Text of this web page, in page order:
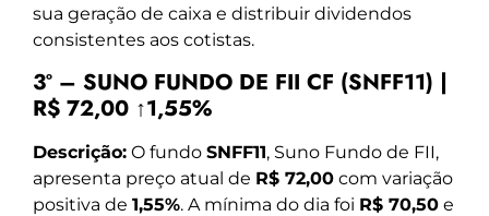
sua geração de caixa e distribuir dividendos
consistentes aos cotistas.
3º – SUNO FUNDO DE FII CF (SNFF11) |
R$ 72,00 ↑1,55%
Descrição: O fundo SNFF11, Suno Fundo de FII,
apresenta preço atual de R$ 72,00 com variação
positiva de 1,55%. A mínima do dia foi R$ 70,50 e